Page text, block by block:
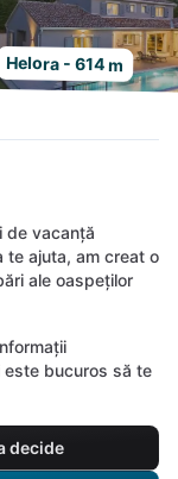
Helora - 614 m
de vacanță
te ajuta, am creat o
ale oaspeților
este bucuros să te
decide